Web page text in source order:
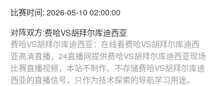
比赛时间: 2026-05-10 02:00:00
对阵双方:费哈VS胡拜尔库迪西亚
费哈VS胡拜尔库迪西亚：在线看费哈VS胡拜尔库迪西
亚高清直播，24直播网提供费哈VS胡拜尔库迪西亚现场
比赛直播视频，本站不制作、不存储费哈VS胡拜尔库迪
西亚的直播信号，只作为技术探索的导航学习用途。